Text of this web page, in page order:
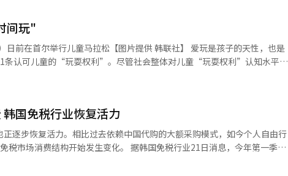
间玩"
行儿童马拉松【图片提供 韩联社】 爱玩是孩子的天性，也是
条认可儿童的“玩耍权利”。尽管社会整体对儿童“玩耍权利”认知水平较
及
的体感程度较低。整体儿童权利保障体感评分为3.21分，而“玩耍权”仅
首要因素，其次是成人干预（29.4%）、对“玩耍权”重要性认知不足
的看法与此相似，其中34.8%同样认为时
人认为社会对“玩耍权”重要性的认知不足，19.4%指出成人干预，12%
国免税行业恢复活力
逐步恢复活力。相比过去依赖中国代购的大额采购模式，如今个人自由行
变化。 据韩国免税行业21日消息，今年第一季度
天免税店营业利润同比增长111%至323亿韩元（约合人民币1.47亿